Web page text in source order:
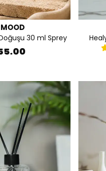
30 ml Sprey